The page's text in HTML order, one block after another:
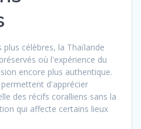
célèbres, la Thaïlande
où l'expérience du
encore plus authentique.
d'apprécier
des récifs coralliens sans la
qui affecte certains lieux